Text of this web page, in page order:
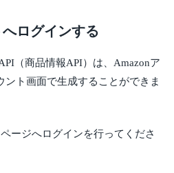
ログインする
（商品情報API）は、Amazonア
ント画面で生成することができま
ージへログインを行ってくださ